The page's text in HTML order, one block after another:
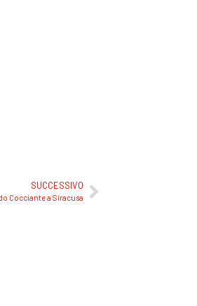
SUCCESSIVO
Cocciante a Siracusa